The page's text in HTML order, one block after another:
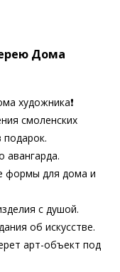
Дома
художника❗
смоленских
подарок.
авангарда.
формы для дома и
с душой.
об искусстве.
арт-объект под